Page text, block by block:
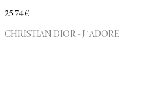
25.74€
CHRISTIAN DIOR - J´ADORE